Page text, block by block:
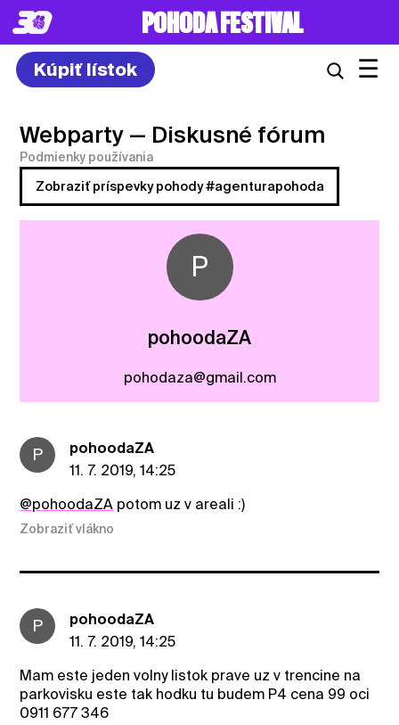
POHODA FESTIVAL
Kúpiť lístok ☰
Webparty — Diskusné fórum
Podmienky používania
Zobraziť príspevky pohody #agenturapohoda
P
pohoodaZA
pohodaza@gmail.com
P
pohoodaZA
11. 7. 2019, 14:25
@pohoodaZA potom uz v areali :)
Zobraziť vlákno
P
pohoodaZA
11. 7. 2019, 14:25
Mam este jeden volny listok prave uz v trencine na
parkovisku este tak hodku tu budem P4 cena 99 oci
0911 677 346